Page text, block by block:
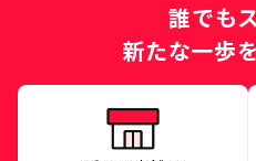
誰でも
新たな一歩